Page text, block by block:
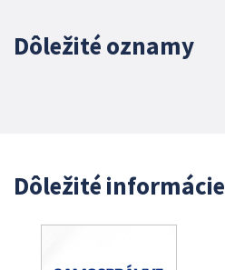
Dôležité oznamy
Dôležité informácie